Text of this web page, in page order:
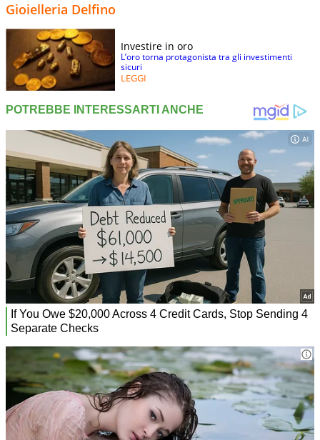
Gioielleria Delfino
Investire in oro
L’oro torna protagonista tra gli investimenti
sicuri
LEGGI